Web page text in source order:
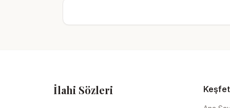
İlahi Sözleri Keşfet